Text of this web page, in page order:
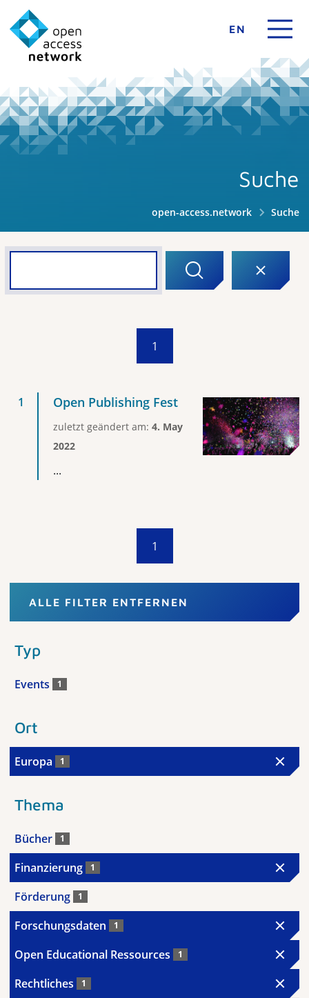
EN
Suche
open-access.network Suche
1
Open Publishing Fest
zuletzt geändert am: 4. May
2022
...
1
ALLE FILTER ENTFERNEN
Typ
Events 1
Ort
Europa 1
Thema
Bücher 1
Finanzierung 1
Förderung 1
Forschungsdaten 1
Open Educational Ressources 1
Rechtliches 1